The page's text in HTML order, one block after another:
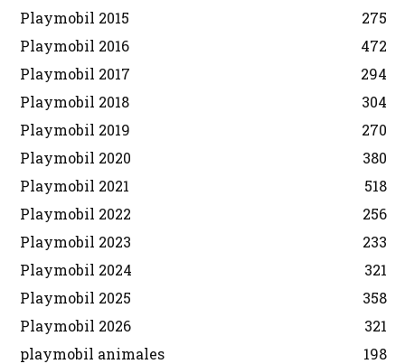
Playmobil 2015
275
Playmobil 2016
472
Playmobil 2017
294
Playmobil 2018
304
Playmobil 2019
270
Playmobil 2020
380
Playmobil 2021
518
Playmobil 2022
256
Playmobil 2023
233
Playmobil 2024
321
Playmobil 2025
358
Playmobil 2026
321
playmobil animales
198